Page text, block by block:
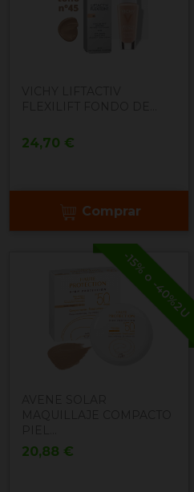
Precio
24,70 €
Comprar
-15% o -40%2U
Precio
20,88 €